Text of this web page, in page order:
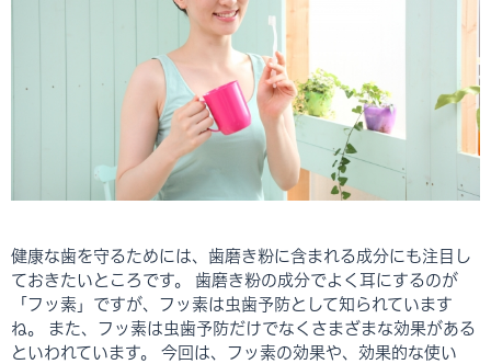
健康な歯を守るためには、歯磨き粉に含まれる成分にも注目し
ておきたいところです。 歯磨き粉の成分でよく耳にするのが
「フッ素」ですが、フッ素は虫歯予防として知られています
ね。 また、フッ素は虫歯予防だけでなくさまざまな効果がある
といわれています。 今回は、フッ素の効果や、効果的な使い